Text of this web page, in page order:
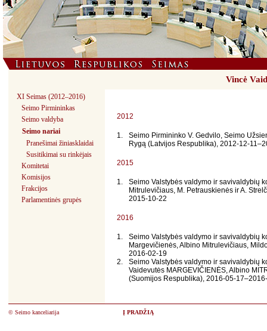
XI Seimas (2012–2016)
Seimo Pirmininkas
Seimo valdyba
Seimo nariai
Pranešimai žiniasklaidai
Susitikimai su rinkėjais
Komitetai
Komisijos
Frakcijos
Parlamentinės grupės
Vincė
2012
1.
Seimo Pirmininko V. Gedvilo, Seimo
Rygą (Latvijos Respublika), 2012-12-
2015
1.
Seimo Valstybės valdymo ir savivaldybių
Mitrulevičiaus, M. Petrauskienės ir A.
2015-10-22
2016
1.
Seimo Valstybės valdymo ir savivaldybių
Margevičienės, Albino Mitrulevičiaus,
2016-02-19
2.
Seimo Valstybės valdymo ir savivaldybių
Vaidevutės MARGEVIČIENĖS, Albino
(Suomijos Respublika), 2016-05-
© Seimo kanceliarija Į PRADŽIĄ